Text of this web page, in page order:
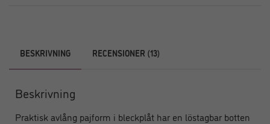
BESKRIVNING RECENSIONER (13)
Beskrivning
Praktisk avlång pajform i bleckplåt har en löstagbar botten